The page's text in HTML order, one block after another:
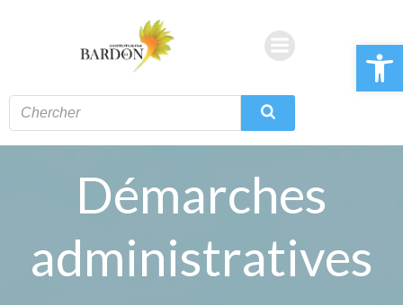
Ouvrir
Démarches
administratives